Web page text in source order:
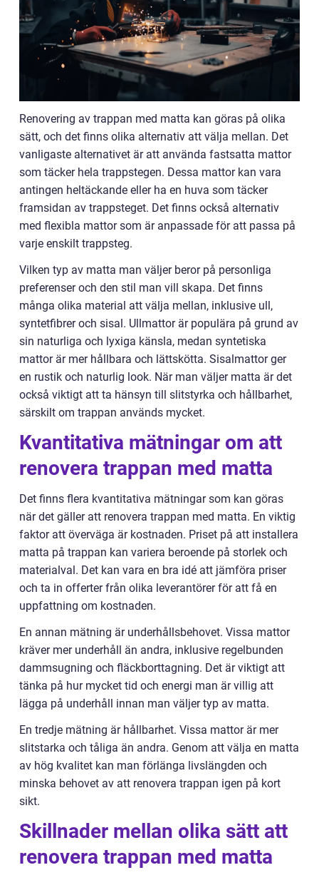
Renovering av trappan med matta kan göras på olika
sätt, och det finns olika alternativ att välja mellan. Det
vanligaste alternativet är att använda fastsatta mattor
som täcker hela trappstegen. Dessa mattor kan vara
antingen heltäckande eller ha en huva som täcker
framsidan av trappsteget. Det finns också alternativ
med flexibla mattor som är anpassade för att passa på
varje enskilt trappsteg.
Vilken typ av matta man väljer beror på personliga
preferenser och den stil man vill skapa. Det finns
många olika material att välja mellan, inklusive ull,
syntetfibrer och sisal. Ullmattor är populära på grund av
sin naturliga och lyxiga känsla, medan syntetiska
mattor är mer hållbara och lättskötta. Sisalmattor ger
en rustik och naturlig look. När man väljer matta är det
också viktigt att ta hänsyn till slitstyrka och hållbarhet,
särskilt om trappan används mycket.
Kvantitativa mätningar om att
renovera trappan med matta
Det finns flera kvantitativa mätningar som kan göras
när det gäller att renovera trappan med matta. En viktig
faktor att överväga är kostnaden. Priset på att installera
matta på trappan kan variera beroende på storlek och
materialval. Det kan vara en bra idé att jämföra priser
och ta in offerter från olika leverantörer för att få en
uppfattning om kostnaden.
En annan mätning är underhållsbehovet. Vissa mattor
kräver mer underhåll än andra, inklusive regelbunden
dammsugning och fläckborttagning. Det är viktigt att
tänka på hur mycket tid och energi man är villig att
lägga på underhåll innan man väljer typ av matta.
En tredje mätning är hållbarhet. Vissa mattor är mer
slitstarka och tåliga än andra. Genom att välja en matta
av hög kvalitet kan man förlänga livslängden och
minska behovet av att renovera trappan igen på kort
sikt.
Skillnader mellan olika sätt att
renovera trappan med matta